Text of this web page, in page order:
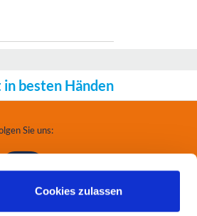
Cookies zulassen
besten Händen
Sie uns: